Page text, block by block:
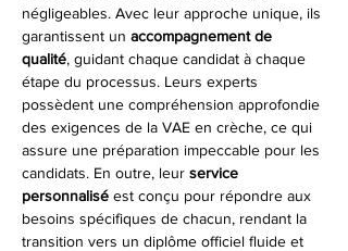
négligeables. Avec leur approche unique, ils
garantissent un accompagnement de
qualité, guidant chaque candidat à chaque
étape du processus. Leurs experts
possèdent une compréhension approfondie
des exigences de la VAE en crèche, ce qui
assure une préparation impeccable pour les
candidats. En outre, leur service
personnalisé est conçu pour répondre aux
besoins spécifiques de chacun, rendant la
transition vers un diplôme officiel fluide et